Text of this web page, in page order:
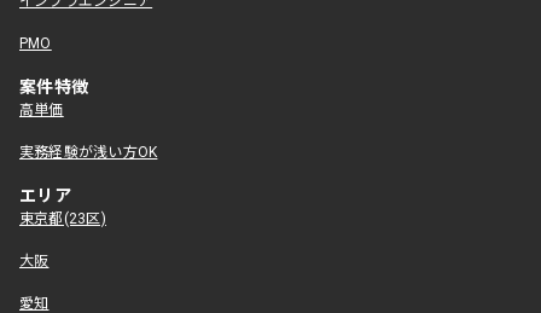
PMO
案件特徴
高単価
実務経験が浅い方OK
エリア
東京都(23区)
大阪
愛知